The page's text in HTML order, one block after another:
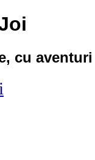
cu